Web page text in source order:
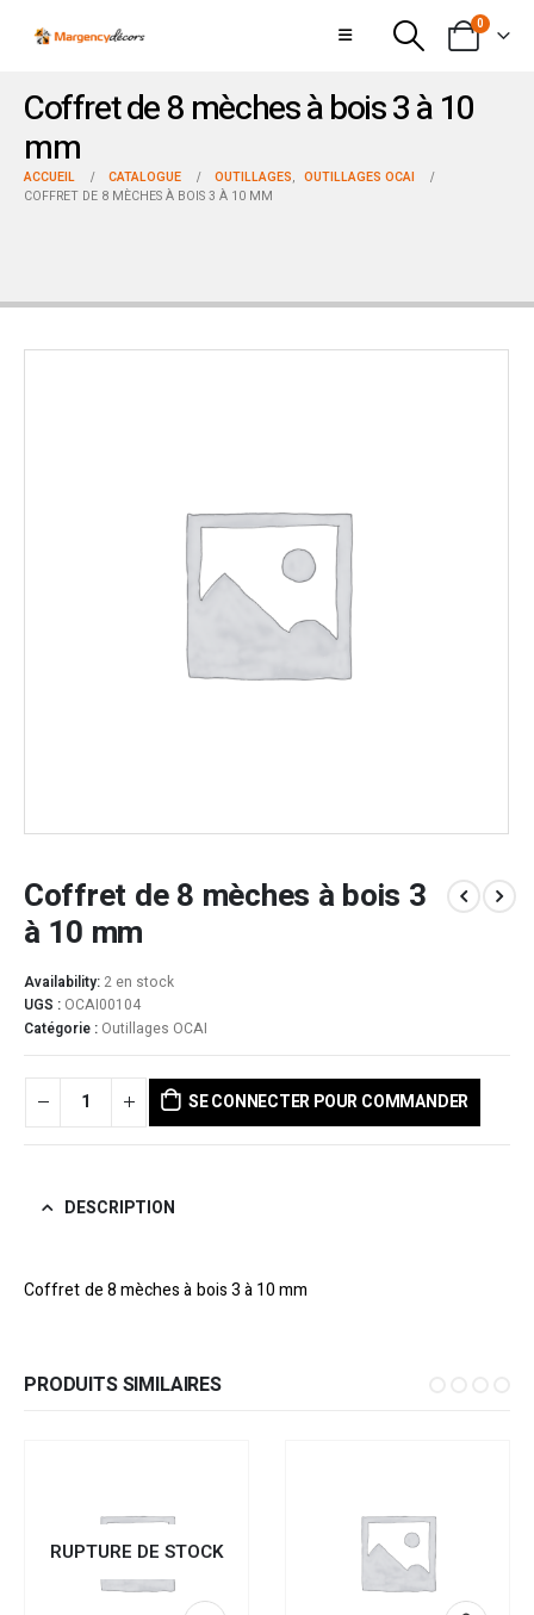
0
Coffret de 8 mèches à bois 3 à 10
mm
ACCUEIL CATALOGUE OUTILLAGES, OUTILLAGES OCAI
COFFRET DE 8 MÈCHES À BOIS 3 À 10 MM
Coffret de 8 mèches à bois 3
à 10 mm
Availability: 2 en stock
UGS : OCAI00104
Catégorie : Outillages OCAI
SE CONNECTER POUR COMMANDER
DESCRIPTION
Coffret de 8 mèches à bois 3 à 10 mm
PRODUITS SIMILAIRES
RUPTURE DE STOCK